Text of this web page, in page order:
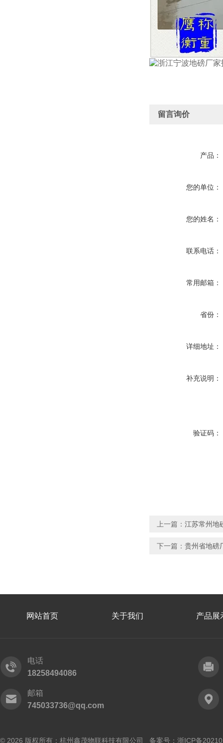
留言询价
产品：
您的单位：
您的姓名：
联系电话：
常用邮箱：
省份：
详细地址：
补充说明：
验证码：
上一篇： 江苏常州地
下一篇： 贵州省地磅
网站首页 关于我们 产品展
电话
18258494086
邮箱
745033736@qq.com
© 2026 版权所有：杭州鑫茂物联科技有限公司 备案号： 浙ICP备